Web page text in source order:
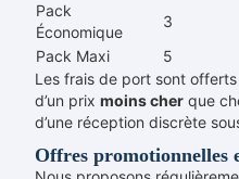
Pack
Économique
3
Pack Maxi
5
Les frais de port sont
d’un prix moins cher que
d’une réception discrète
Offres promotionnelles